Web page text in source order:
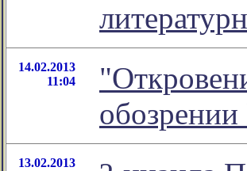
14.02.2013
11:04
13.02.2013